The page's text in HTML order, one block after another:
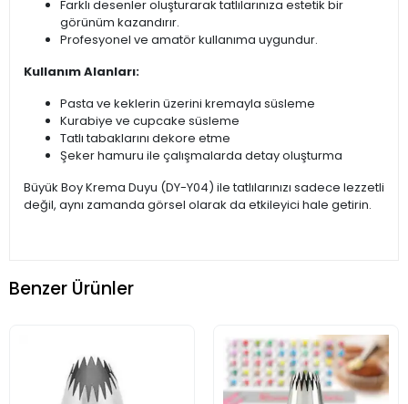
Farklı desenler oluşturarak tatlılarınıza estetik bir
görünüm kazandırır.
Profesyonel ve amatör kullanıma uygundur.
Kullanım Alanları:
Pasta ve keklerin üzerini kremayla süsleme
Kurabiye ve cupcake süsleme
Tatlı tabaklarını dekore etme
Şeker hamuru ile çalışmalarda detay oluşturma
Büyük Boy Krema Duyu (DY-Y04) ile tatlılarınızı sadece lezzetli
değil, aynı zamanda görsel olarak da etkileyici hale getirin.
Benzer Ürünler